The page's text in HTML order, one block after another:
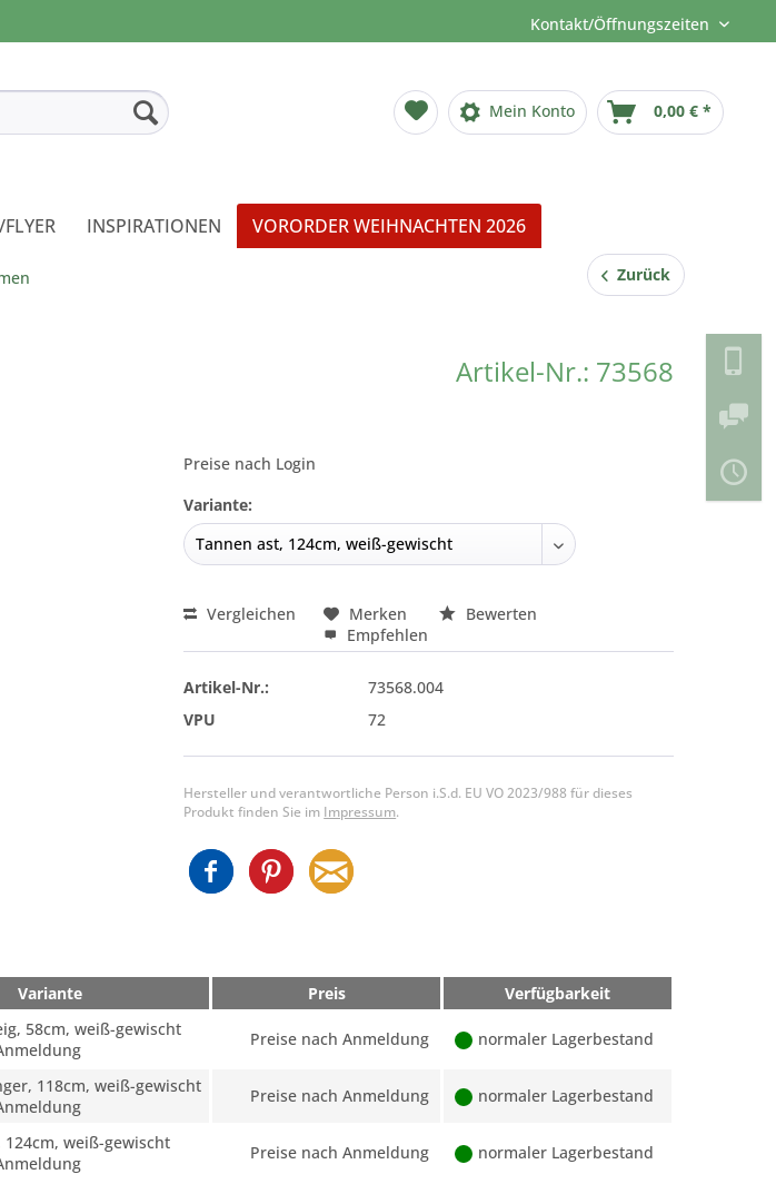
Kontakt/Öffnungszeiten
Mein Konto 0,00 € *
INSPIRATIONEN VORORDER WEIHNACHTEN 2026
Zurück
Artikel-Nr.: 73568
Preise nach Login
Variante:
Vergleichen Merken
Bewerten
Empfehlen
Artikel-Nr.:
73568.004
VPU
72
Hersteller und verantwortliche Person i.S.d. EU VO 2023/988 für dieses
Produkt finden Sie im Impressum.
Variante Preis Verfügbarkeit
58cm, weiß-gewischt
Preise nach Anmeldung normaler Lagerbestand
118cm, weiß-gewischt
Preise nach Anmeldung normaler Lagerbestand
weiß-gewischt
Preise nach Anmeldung normaler Lagerbestand